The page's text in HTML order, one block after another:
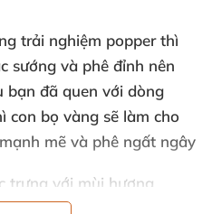
trải nghiệm popperthì
sướng và phê đỉnh nên
bạn đã quen với dòng
con bọ vàng sẽ làm cho
mẽ và phê ngất ngây
trưng với mùi hương
phấn